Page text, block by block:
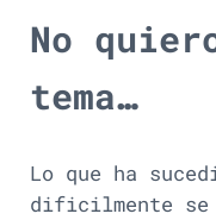
No
tema…
Lo que ha
dificilmente se